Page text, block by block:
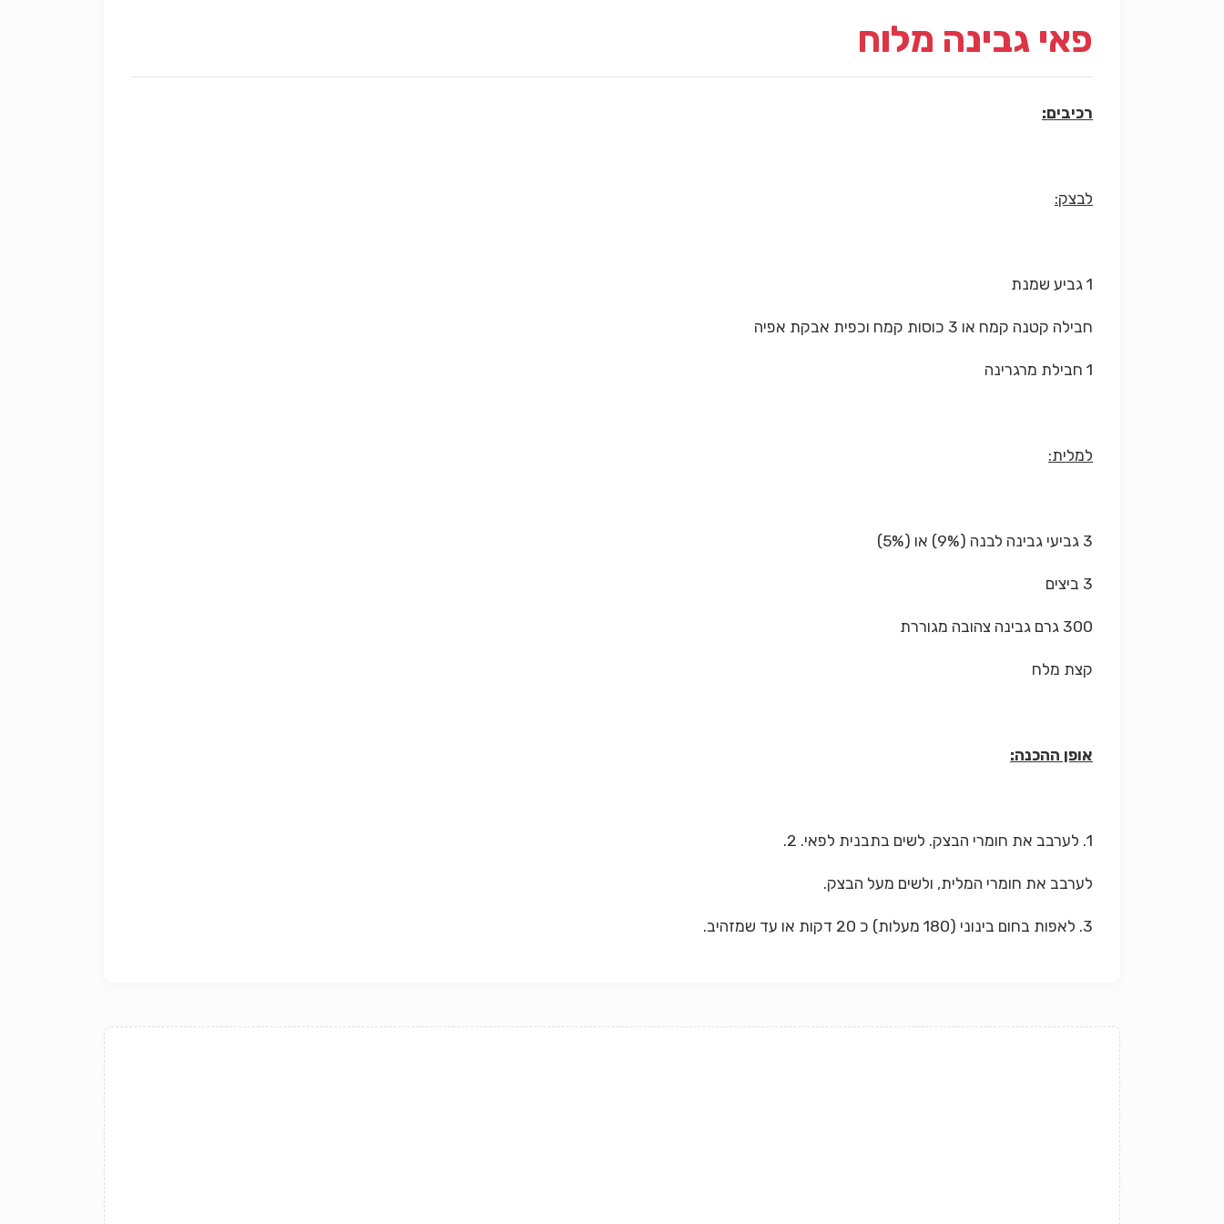
פאי גבינה מלוח
רכיבים:
לבצק:
1 גביע שמנת
חבילה קטנה קמח או 3 כוסות קמח וכפית אבקת אפיה
1 חבילת מרגרינה
למלית:
3 גביעי גבינה לבנה (9%) או (5%)
3 ביצים
300 גרם גבינה צהובה מגוררת
קצת מלח
אופן ההכנה:
1. לערבב את חומרי הבצק. לשים בתבנית לפאי. 2.
לערבב את חומרי המלית, ולשים מעל הבצק.
3. לאפות בחום בינוני (180 מעלות) כ 20 דקות או עד שמזהיב.